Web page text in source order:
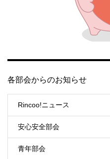
各部会からのお知らせ
Rincoo!ニュース
安心安全部会
青年部会